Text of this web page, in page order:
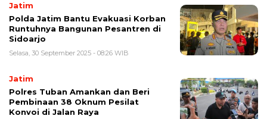
Jatim
Polda Jatim Bantu Evakuasi Korban
Runtuhnya Bangunan Pesantren di
Sidoarjo
Selasa, 30 September 2025 - 08:26 WIB
Jatim
Polres Tuban Amankan dan Beri
Pembinaan 38 Oknum Pesilat
Konvoi di Jalan Raya